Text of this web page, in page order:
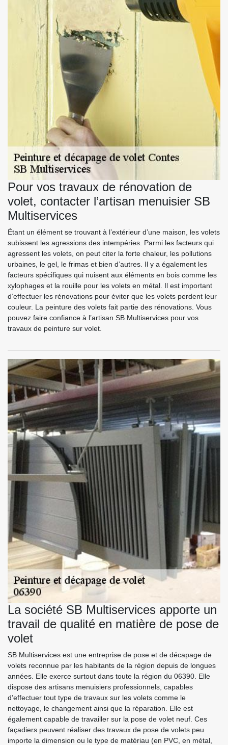
Pour vos travaux de rénovation de
volet, contacter l’artisan menuisier SB
Multiservices
Étant un élément se trouvant à l’extérieur d’une maison, les volets
subissent les agressions des intempéries. Parmi les facteurs qui
agressent les volets, on peut citer la forte chaleur, les pollutions
urbaines, le gel, le frimas et bien d’autres. Il y a également les
facteurs spécifiques qui nuisent aux éléments en bois comme les
xylophages et la rouille pour les volets en métal. Il est important
d’effectuer les rénovations pour éviter que les volets perdent leur
couleur. La peinture des volets fait partie des rénovations. Vous
pouvez faire confiance à l’artisan SB Multiservices pour vos
travaux de peinture sur volet.
La société SB Multiservices apporte un
travail de qualité en matière de pose de
volet
SB Multiservices est une entreprise de pose et de décapage de
volets reconnue par les habitants de la région depuis de longues
années. Elle exerce surtout dans toute la région du 06390. Elle
dispose des artisans menuisiers professionnels, capables
d’effectuer tout type de travaux sur les volets comme le
nettoyage, le changement ainsi que la réparation. Elle est
également capable de travailler sur la pose de volet neuf. Ces
façadiers peuvent réaliser des travaux de pose de volets peu
importe la dimension ou le type de matériau (en PVC, en métal,